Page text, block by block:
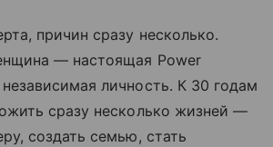
причин сразу несколько.
— настоящая Power
личность. К 30 годам
сразу несколько жизней —
создать семью, стать